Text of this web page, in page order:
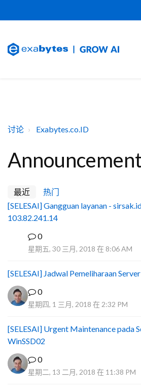
讨论 Exabytes.co.ID
最近
热门
[SELESAI] Gangguan layanan -
103.82.241.14
0
星期五, 30 三月, 2018 在 8:06 AM
[SELESAI] Jadwal Pemeliharaan
0
星期四, 1 三月, 2018 在 2:32 PM
[SELESAI] Urgent Maintenance pada
WinSSD02
0
星期二, 13 二月, 2018 在 11:38 PM